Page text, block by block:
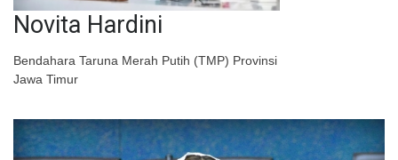
Novita Hardini
Bendahara Taruna Merah Putih (TMP) Provinsi
Jawa Timur